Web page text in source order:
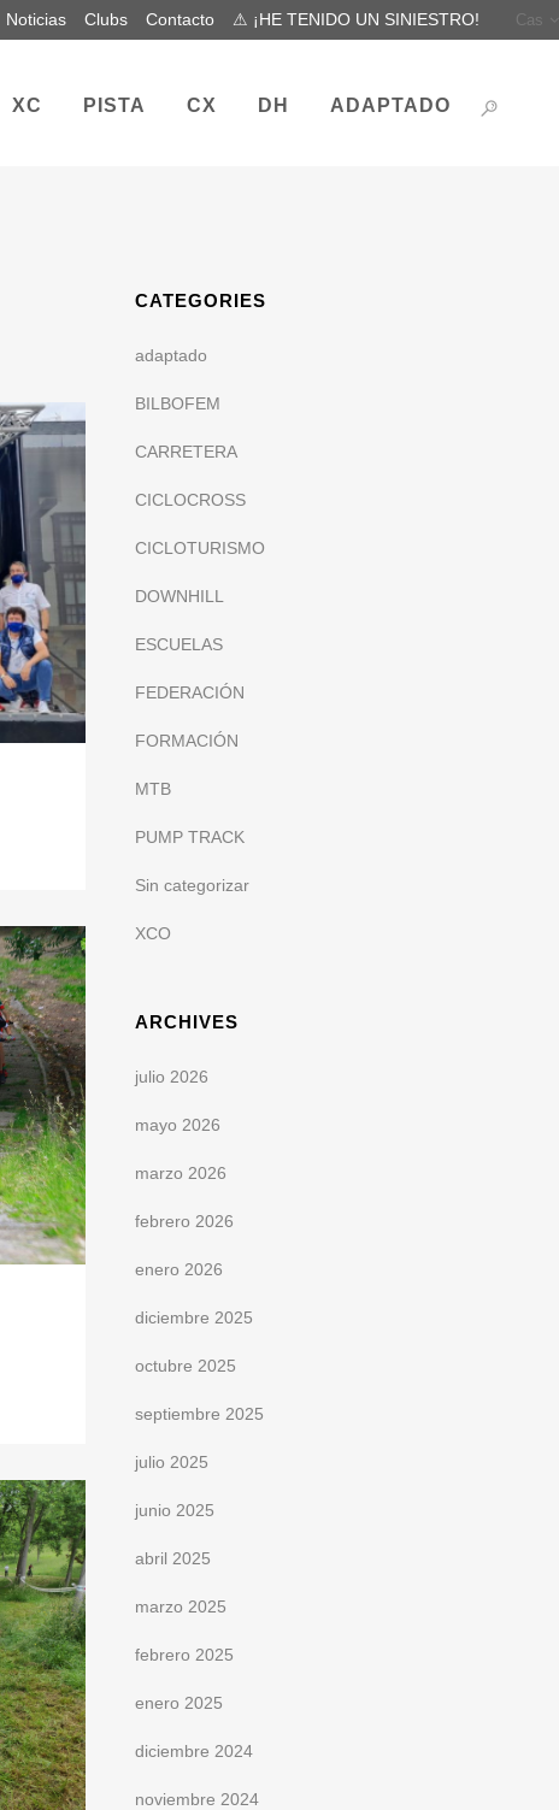
Noticias Clubs Contacto ⚠ ¡HE TENIDO UN SINIESTRO! Cas
XC PISTA CX DH ADAPTADO
CATEGORIES
adaptado
BILBOFEM
CARRETERA
CICLOCROSS
CICLOTURISMO
DOWNHILL
ESCUELAS
FEDERACIÓN
FORMACIÓN
MTB
PUMP TRACK
Sin categorizar
XCO
ARCHIVES
julio 2026
mayo 2026
marzo 2026
febrero 2026
enero 2026
diciembre 2025
octubre 2025
septiembre 2025
julio 2025
junio 2025
abril 2025
marzo 2025
febrero 2025
enero 2025
diciembre 2024
noviembre 2024